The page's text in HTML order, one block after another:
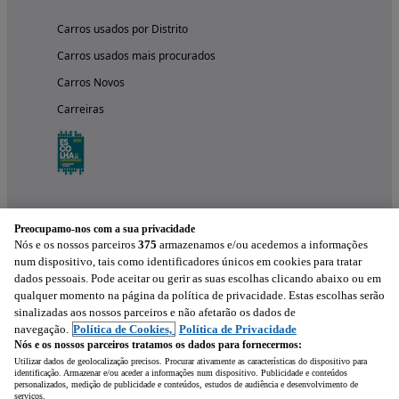
Carros usados por Distrito
Carros usados mais procurados
Carros Novos
Carreiras
Experimenta a aplicação
Preocupamo-nos com a sua privacidade
Nós e os nossos parceiros 375 armazenamos e/ou acedemos a informações
num dispositivo, tais como identificadores únicos em cookies para tratar
dados pessoais. Pode aceitar ou gerir as suas escolhas clicando abaixo ou em
qualquer momento na página da política de privacidade. Estas escolhas serão
sinalizadas aos nossos parceiros e não afetarão os dados de
navegação. Política de Cookies, Política de Privacidade
Nós e os nossos parceiros tratamos os dados para fornecermos:
Utilizar dados de geolocalização precisos. Procurar ativamente as características do dispositivo para
identificação. Armazenar e/ou aceder a informações num dispositivo. Publicidade e conteúdos
personalizados, medição de publicidade e conteúdos, estudos de audiência e desenvolvimento de
serviços.